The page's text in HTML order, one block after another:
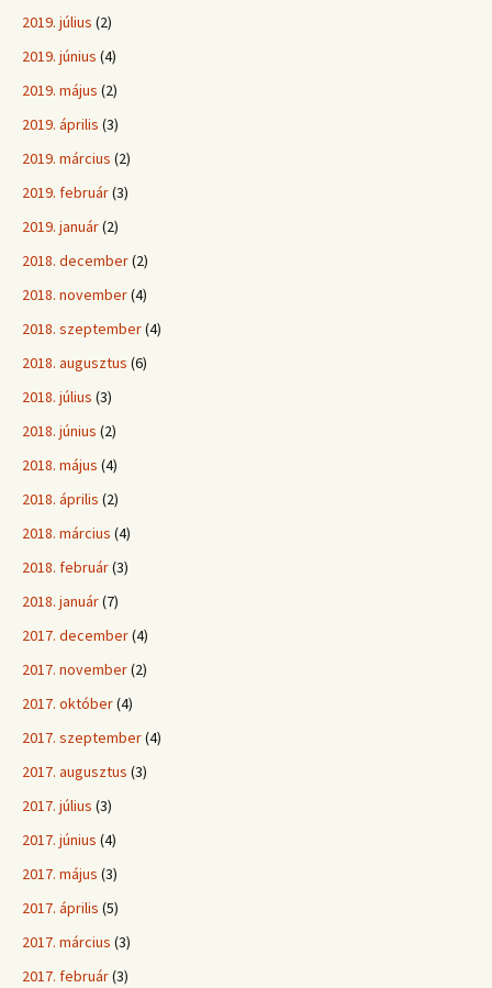
2019. július (2)
2019. június (4)
2019. május (2)
2019. április (3)
2019. március (2)
2019. február(3)
2019. január(2)
2018. december(2)
2018. november(4)
2018. szeptember(4)
2018. augusztus (6)
2018. július (3)
2018. június (2)
2018. május (4)
2018. április (2)
2018. március (4)
2018. február(3)
2018. január(7)
2017. december(4)
2017. november(2)
2017. október(4)
2017. szeptember(4)
2017. augusztus (3)
2017. július (3)
2017. június (4)
2017. május (3)
2017. április (5)
2017. március (3)
2017. február(3)